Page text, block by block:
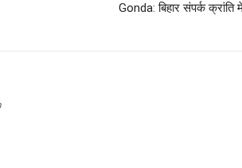
Gonda: बिहार संपर्क